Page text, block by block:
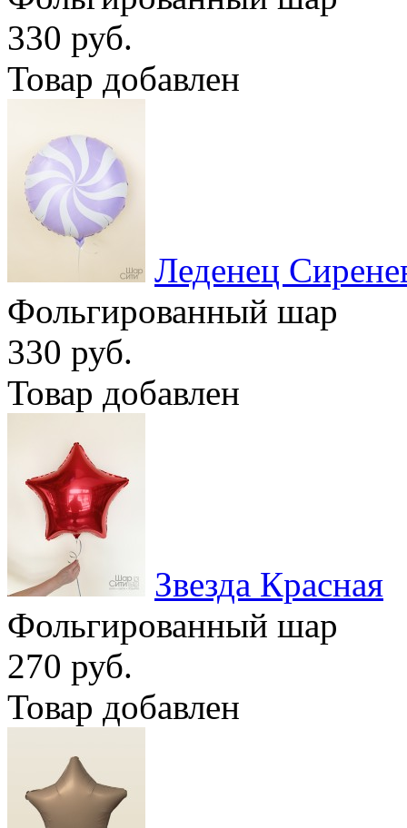
330 руб.
Товар добавлен
Леденец
Фольгированный шар
330 руб.
Товар добавлен
Звезда Красная
Фольгированный шар
270 руб.
Товар добавлен